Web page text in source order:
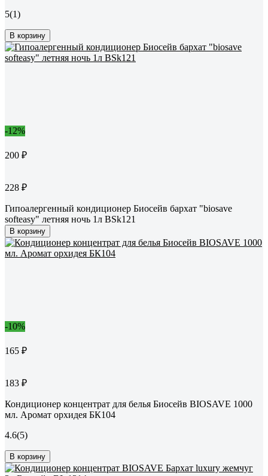
5(1)
В корзину
-12%
200 ₽
228 ₽
Гипоалергенный кондиционер Биосейв бархат "biosave
softeasy" летняя ночь 1л BSk121
В корзину
-10%
165 ₽
183 ₽
Кондиционер концентрат для белья Биосейв BIOSAVE 1000
мл. Аромат орхидея БК104
4.6(5)
В корзину